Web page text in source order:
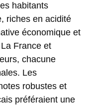
habitants
riches en acidité
économique et
France et
chacune
Les
robustes et
préféraient une